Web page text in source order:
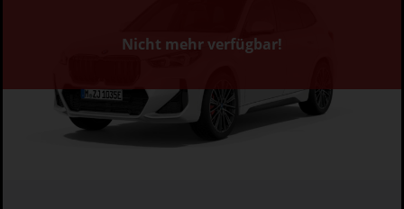
Nicht mehr verfügbar!